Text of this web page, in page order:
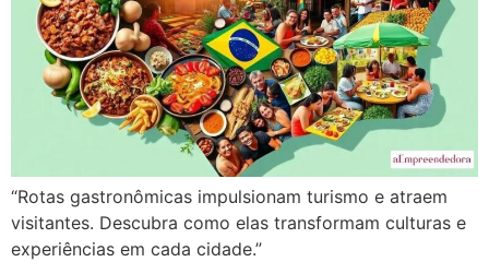
“Rotas gastronômicas impulsionam turismo e atraem
visitantes. Descubra como elas transformam culturas e
experiências em cada cidade.”